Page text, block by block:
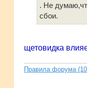
. Не
сбои.
щетовидка
Правила форума